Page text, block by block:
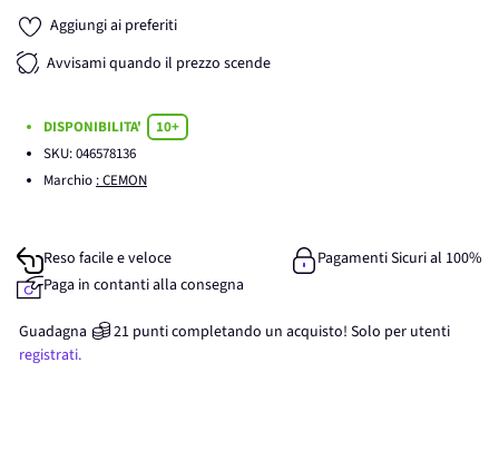
Aggiungi ai preferiti
Avvisami quando il prezzo scende
DISPONIBILITA'
10+
SKU:046578136
Marchio : CEMON
Reso facile e veloce
Pagamenti Sicuri al 100%
Paga in contanti alla consegna
Guadagna 21 punticompletando un acquisto! Solo per utenti
registrati.